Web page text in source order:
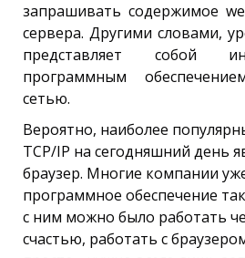
запрашивать содержимое
сервера. Другими словами,
представляет собой
программным
сетью.
Вероятно, наиболее
TCP/IP на сегодняшний день
браузер. Многие компании
программное обеспечение
с ним можно было работать
счастью, работать с